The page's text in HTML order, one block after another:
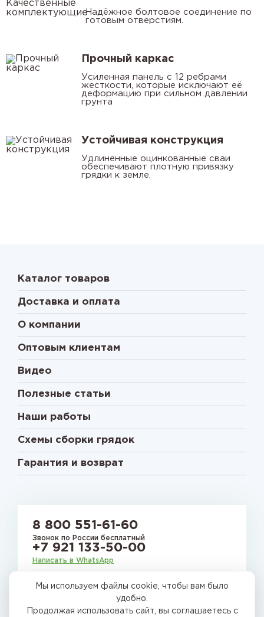
Мы используем файлы cookie, чтобы вам было
удобно.
Продолжая использовать сайт, вы соглашаетесь с
Надёжное болтовое соединение по
готовым отверстиям.
Прочный каркас
Усиленная панель с 12 ребрами
жесткости, которые исключают её
деформацию при сильном давлении
грунта
Устойчивая конструкция
Удлиненные оцинкованные сваи
обеспечивают плотную привязку
грядки к земле.
Каталог товаров
Доставка и оплата
О компании
Оптовым клиентам
Видео
Полезные статьи
Наши работы
Схемы сборки грядок
Гарантия и возврат
8 800 551-61-60
Звонок по России бесплатный
+7 921 133-50-00
Написать в WhatsApp